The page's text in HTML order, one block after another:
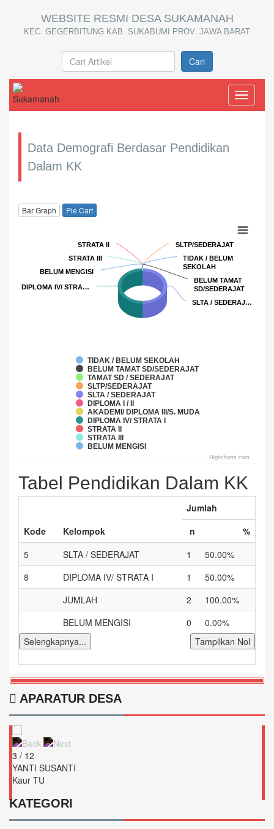
WEBSITE RESMI DESA SUKAMANAH
KEC. GEGERBITUNG KAB. SUKABUMI PROV. JAWA BARAT
Cari
Toggle
Data Demografi Berdasar Pendidikan
Dalam KK
Bar Graph Pie Cart
TIDAK / BELUM
SEKOLAH
TIDAK / BELUM
SEKOLAH
BELUM TAMAT
SD/SEDERAJAT
BELUM TAMAT
SD/SEDERAJAT
SLTP/SEDERAJAT
SLTP/SEDERAJAT
SLTA / SEDERAJ…
SLTA / SEDERAJ…
DIPLOMA IV/ STRA…
DIPLOMA IV/ STRA…
STRATA II
STRATA II
STRATA III
STRATA III
BELUM MENGISI
BELUM MENGISI
TIDAK / BELUM SEKOLAH
BELUM TAMAT SD/SEDERAJAT
TAMAT SD / SEDERAJAT
SLTP/SEDERAJAT
SLTA / SEDERAJAT
DIPLOMA I / II
AKADEMI/ DIPLOMA III/S. MUDA
DIPLOMA IV/ STRATA I
STRATA II
STRATA III
BELUM MENGISI
Highcharts.com
Tabel Pendidikan Dalam KK
Kode Kelompok
Jumlah
n
%
5
SLTA / SEDERAJAT 1
50.00%
8
DIPLOMA IV/ STRATA I 1
50.00%
JUMLAH
2
100.00%
BELUM MENGISI
0
0.00%
Selengkapnya...
Tampilkan Nol
APARATUR DESA
3 / 12
YANTI SUSANTI
Kaur TU
KATEGORI